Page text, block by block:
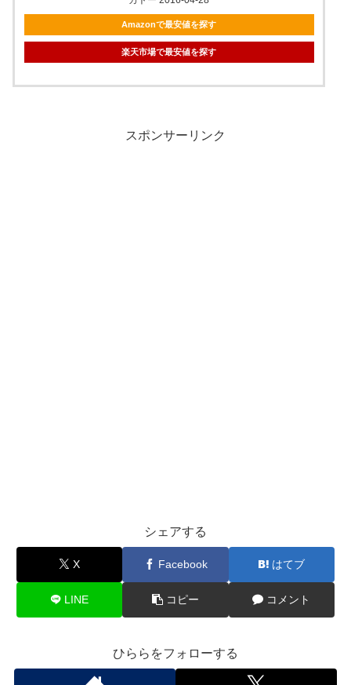
Amazonで最安値を探す
楽天市場で最安値を探す
スポンサーリンク
シェアする
X Facebook はてブ
LINE コピー コメント
ひららをフォローする